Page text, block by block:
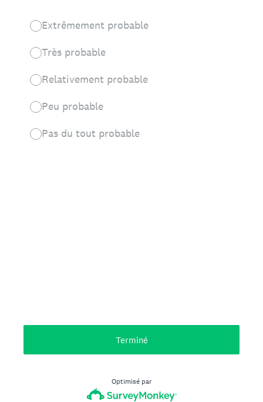
Extrêmement probable
Très probable
Relativement probable
Peu probable
Pas du tout probable
Terminé
Optimisé par